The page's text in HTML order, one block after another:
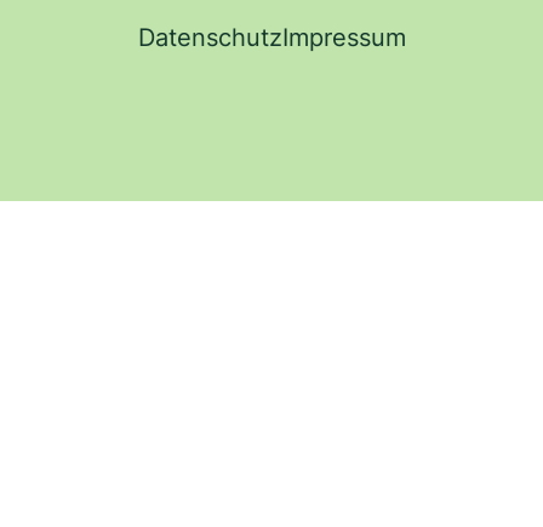
DatenschutzImpressum